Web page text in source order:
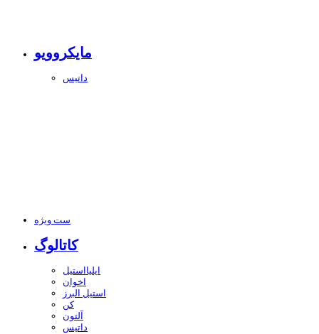
مایکروویو
داتیس
ست ویژه
کاتالوگ
ایلیااستیل
اخوان
استیل البرز
کن
آلتون
داتیس